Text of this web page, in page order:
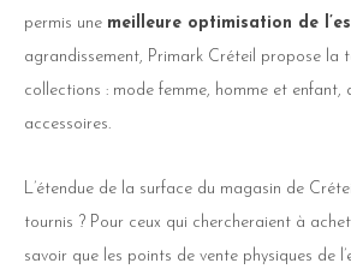
permis une meilleure optimisation de
agrandissement, Primark Créteil propose la
collections : mode femme, homme et enfant,
accessoires.
L’étendue de la surface du magasin de
tournis ? Pour ceux qui chercheraient à
savoir que les points de vente physiques de